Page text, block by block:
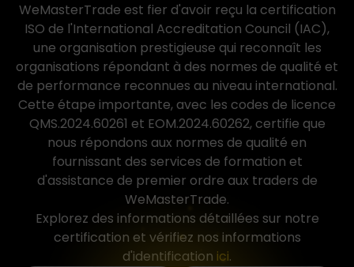
WeMasterTrade est fier d'avoir reçu la certification
ISO de l'International Accreditation Council (IAC),
une organisation prestigieuse qui reconnaît les
organisations répondant à des normes de qualité et
de performance reconnues au niveau international.
Cette étape importante, avec les codes de licence
QMS.2024.60261 et EOM.2024.60262, certifie que
nous répondons aux normes de qualité en
fournissant des services de formation et
d'assistance de premier ordre aux traders de
WeMasterTrade.
Explorez des informations détaillées sur notre
certification et vérifiez nos informations
d'identification ici.